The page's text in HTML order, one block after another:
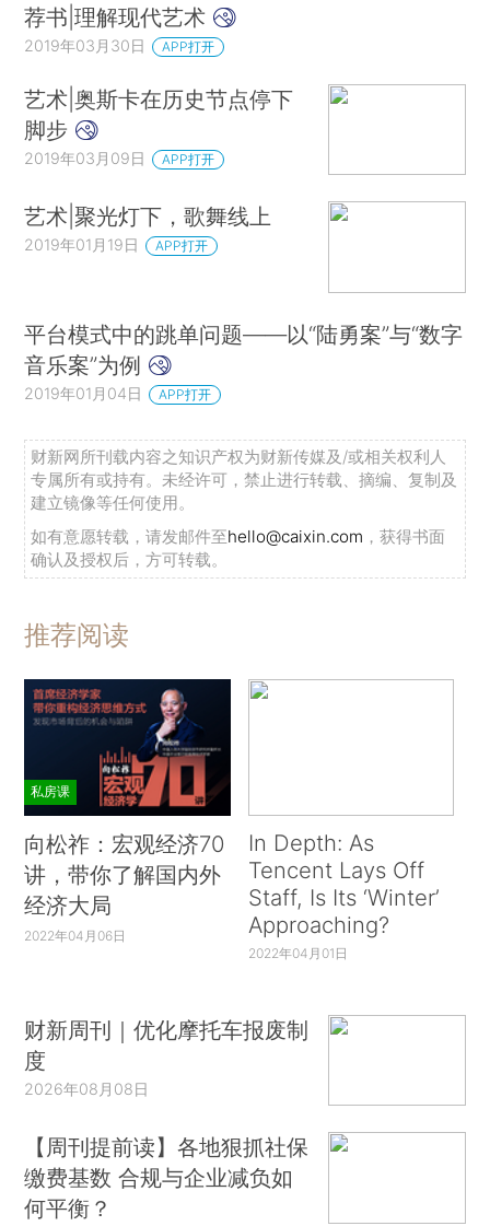
荐书|理解现代艺术
2019年03月30日 APP打开
艺术|奥斯卡在历史节点停下
脚步
2019年03月09日 APP打开
艺术|聚光灯下，歌舞线上
2019年01月19日 APP打开
平台模式中的跳单问题——以“陆勇案”与“数字
音乐案”为例
2019年01月04日 APP打开
财新网所刊载内容之知识产权为财新传媒及/或相关权利人
专属所有或持有。未经许可，禁止进行转载、摘编、复制及
建立镜像等任何使用。
如有意愿转载，请发邮件至hello@caixin.com ，获得书面
确认及授权后，方可转载。
推荐阅读
私房课
向松祚：宏观经济70
讲，带你了解国内外
经济大局
2022年04月06日
In Depth: As
Tencent Lays Off
Staff, Is Its ‘Winter’
Approaching?
2022年04月01日
财新周刊｜优化摩托车报废制
度
2026年08月08日
【周刊提前读】各地狠抓社保
缴费基数 合规与企业减负如
何平衡？